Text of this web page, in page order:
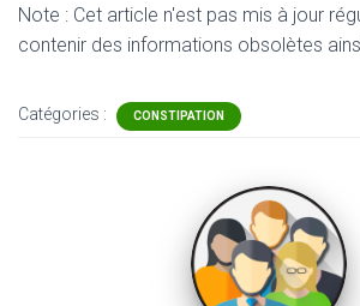
Note : Cet article n'est pas mis à jour
contenir des informations obsolètes
Catégories : CONSTIPATION